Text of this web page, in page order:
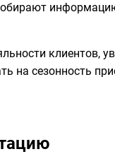
клиентов,
на сезонность